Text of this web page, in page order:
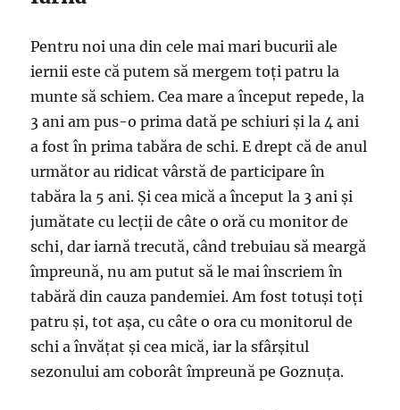
Pentru noi una din cele mai mari bucurii ale
iernii este că putem să mergem toți patru la
munte să schiem. Cea mare a început repede, la
3 ani am pus-o prima dată pe schiuri și la 4 ani
a fost în prima tabăra de schi. E drept că de anul
următor au ridicat vârstă de participare în
tabăra la 5 ani. Și cea mică a început la 3 ani și
jumătate cu lecții de câte o oră cu monitor de
schi, dar iarnă trecută, când trebuiau să meargă
împreună, nu am putut să le mai înscriem în
tabără din cauza pandemiei. Am fost totuși toți
patru și, tot așa, cu câte o ora cu monitorul de
schi a învățat și cea mică, iar la sfârșitul
sezonului am coborât împreună pe Goznuța.